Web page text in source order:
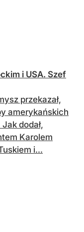
i USA. Szef
przekazał,
amerykańskich
dodał,
Karolem
i...